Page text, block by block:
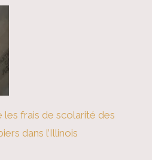
les frais de scolarité des
dans l’Illinois